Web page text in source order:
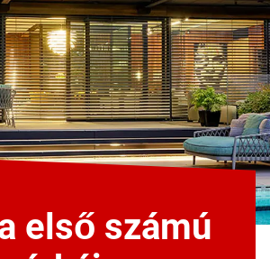
első számú